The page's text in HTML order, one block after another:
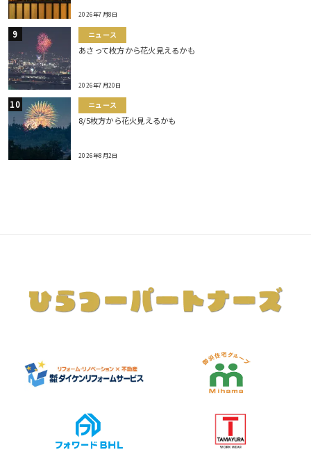
2026年7月8日
ニュース
あさって枚方から花火見えるかも
2026年7月20日
ニュース
8/5枚方から花火見えるかも
2026年8月2日